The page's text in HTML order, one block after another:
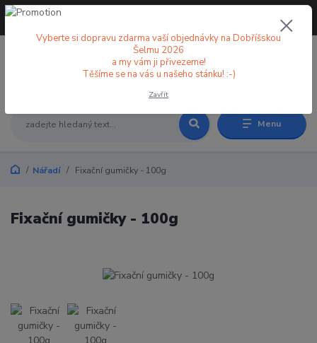
Menu
+420 773 998 582
Nářadí Fixační gumičky - 100g
Fixační gumičky - 100g
Vyberte si dopravu zdarma vaší objednávky na Dobříšskou
Šelmu 2026
a my vám ji přivezeme!
Těšíme se na vás u našeho stánku! :-)
Zavřít